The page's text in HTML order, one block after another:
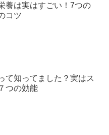
養は実はすごい！7つの
コツ
て知ってました？実はス
つの効能